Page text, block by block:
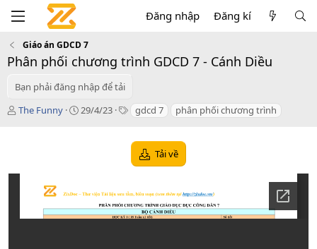
Đăng nhập Đăng kí
Giáo án GDCD 7
Phân phối chương trình GDCD 7 - Cánh Diều
Bạn phải đăng nhập để tải
T
ả
The Funny
C
n
d
29/4/23
T
s
gdcd 7 phân phối chương trình
Tải về